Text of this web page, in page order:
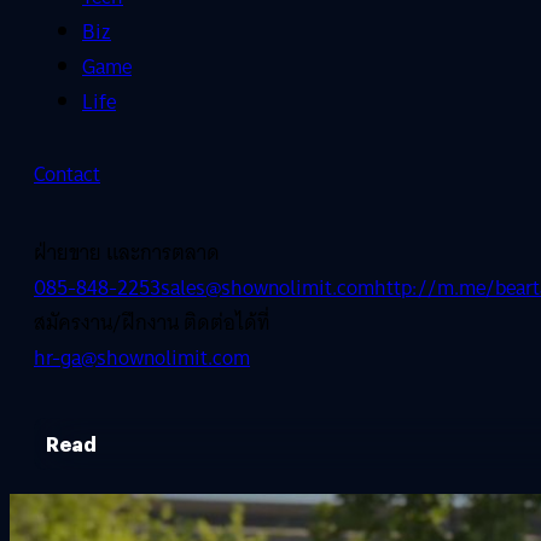
Biz
Game
Life
Contact
ฝ่ายขาย และการตลาด
085-848-2253sales@shownolimit.comhttp://m.me/
สมัครงาน/ฝึกงาน ติดต่อได้ที่
hr-ga@shownolimit.com
Read